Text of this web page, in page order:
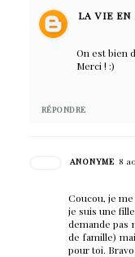
LA VIE EN
On est bien
Merci ! :)
RÉPONDRE
ANONYME 8
Coucou, je
je suis une
demande pas
de famille)
pour toi.